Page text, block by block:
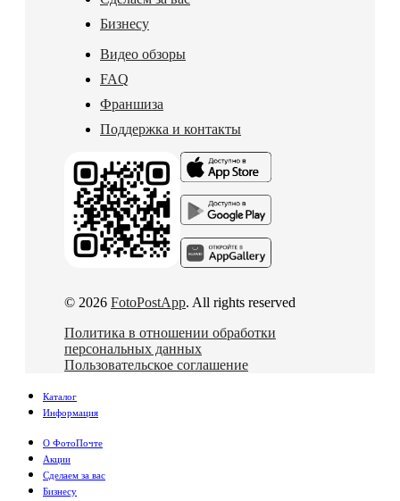
Бизнесу
Видео обзоры
FAQ
Франшиза
Поддержка и контакты
© 2026 FotoPostApp. All rights reserved
Политика в отношении обработки
персональных данных
Пользовательское соглашение
Каталог
Информация
О ФотоПочте
Акции
Сделаем за вас
Бизнесу